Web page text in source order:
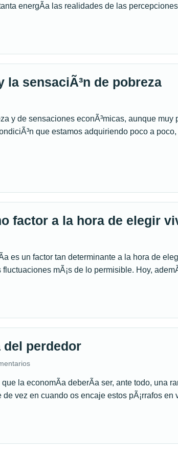
energÃ­a las realidades de las
la sensaciÃ³n de pobreza
y de sensaciones econÃ³micas, aunque
que estamos adquiriendo poco a
factor a la hora de elegir
es un factor tan determinante a la hora de
mÃ¡s de lo permisible. Hoy,
perdedor
la economÃ­a deberÃ­a ser, ante todo, una
de vez en cuando os encaje estos pÃ¡rrafos en